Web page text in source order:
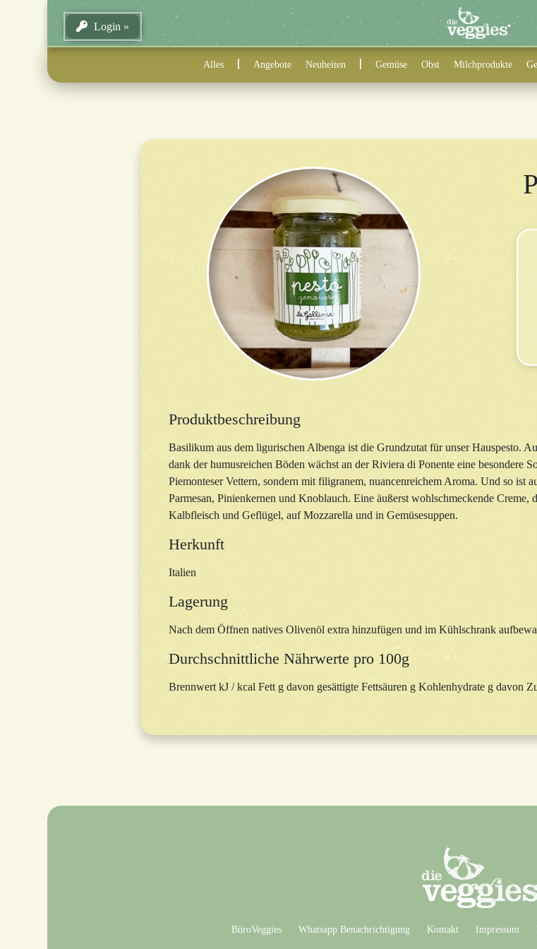
Login
Alles Angebote Neuheiten Gemüse Obst Milchprodukte
Produktbeschreibung
Basilikum aus dem ligurischen Albenga ist die Grundzutat für unser Hauspesto.
dank der humusreichen Böden wächst an der Riviera di Ponente eine besondere
Piemonteser Vettern, sondern mit filigranem, nuancenreichem Aroma. Und so ist
Parmesan, Pinienkernen und Knoblauch. Eine äußerst wohlschmeckende Creme,
Kalbfleisch und Geflügel, auf Mozzarella und in Gemüsesuppen.
Herkunft
Italien
Lagerung
Nach dem Öffnen natives Olivenöl extra hinzufügen und im Kühlschrank
Durchschnittliche Nährwerte pro 100g
Brennwert kJ / kcal Fett g davon gesättigte Fettsäuren g Kohlenhydrate g davon
BüroVeggies Whatsapp Benachrichtigung Kontakt Impressum